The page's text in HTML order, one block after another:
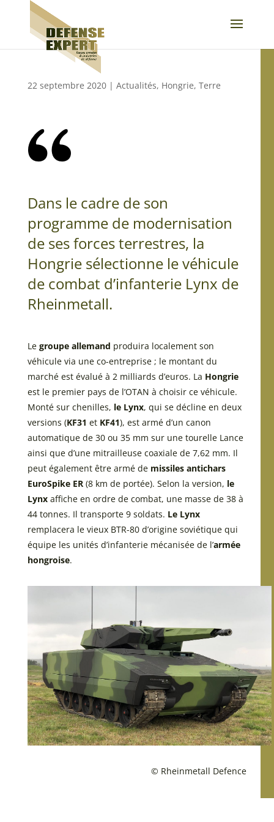
22 septembre 2020| Actualités, Hongrie, Terre
Dans le cadre de son
programme de modernisation
de ses forces terrestres, la
Hongrie sélectionne le véhicule
de combat d’infanterie Lynx de
Rheinmetall.
Le groupe allemand produira localement son
véhicule via une co-entreprise ; le montant du
marché est évalué à 2 milliards d’euros. La Hongrie
est le premier pays de l’OTAN à choisir ce véhicule.
Monté sur chenilles, le Lynx, qui se décline en deux
versions (KF31 et KF41), est armé d’un canon
automatique de 30 ou 35 mm sur une tourelle Lance
ainsi que d’une mitrailleuse coaxiale de 7,62 mm. Il
peut également être armé de missiles antichars
EuroSpike ER(8 km de portée). Selon la version, le
Lynxaffiche en ordre de combat, une masse de 38 à
44 tonnes. Il transporte 9 soldats. Le Lynx
remplacera le vieux BTR-80 d’origine soviétique qui
équipe les unités d’infanterie mécanisée de l’armée
hongroise.
© Rheinmetall Defence